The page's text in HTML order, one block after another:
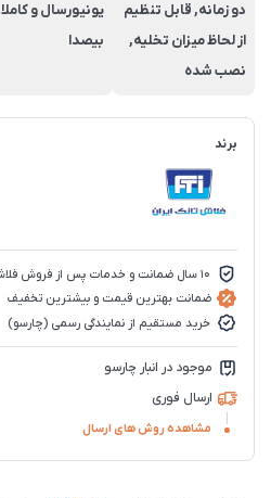
دو زمانه, قابل تنظیم
از لحاظ میزان تخلیه,
نصب شده
یونیورسال و کاملا
بیصدا
برند
10 سال ضمانت و خدمات پس از فروش فلاش تانک ایران
ضمانت بهترین قیمت و بیشترین تخفیف
خرید مستقیم از نمایندگی رسمی (چارسو)
موجود در انبار چارسو
ارسال فوری
مشاهده روش های ارسال